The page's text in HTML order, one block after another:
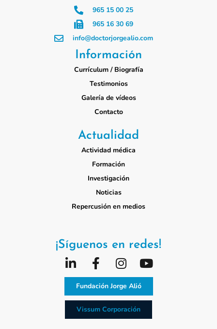
965 15 00 25
965 16 30 69
info@doctorjorgealio.com
Información
Currículum / Biografía
Testimonios
Galería de vídeos
Contacto
Actualidad
Actividad médica
Formación
Investigación
Noticias
Repercusión en medios
¡Síguenos en redes!
Fundación Jorge Alió
Vissum Corporación